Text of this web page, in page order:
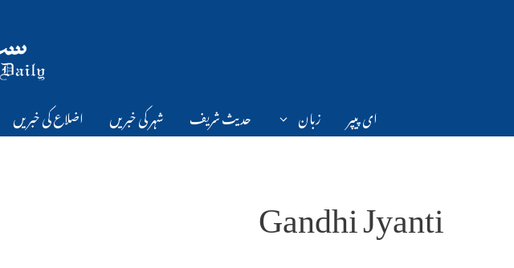
ای پیپر زبان حدیث شریف شہر کی خبریں اضلاع کی خبریں
Gandhi Jyanti